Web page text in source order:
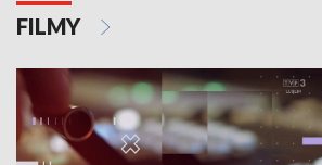
FILMY